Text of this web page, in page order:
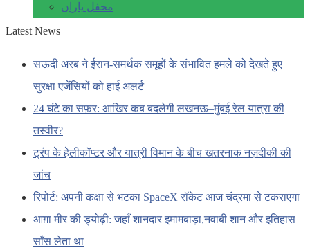
محفل یاراں
Latest News
सऊदी अरब ने ईरान-समर्थक समूहों के संभावित हमले को देखते हुए
सुरक्षा एजेंसियों को हाई अलर्ट
24 घंटे का सफ़र: आखिर कब बदलेगी लखनऊ–मुंबई रेल यात्रा की
तस्वीर?
ट्रंप के हेलीकॉप्टर और यात्री विमान के बीच खतरनाक नज़दीकी की
जांच
रिपोर्ट: अपनी कक्षा से भटका SpaceX रॉकेट आज चंद्रमा से टकराएगा
आग़ा मीर की ड्योढ़ी: जहाँ शानदार इमामबाड़ा,नवाबी शान और इतिहास
साँस लेता था